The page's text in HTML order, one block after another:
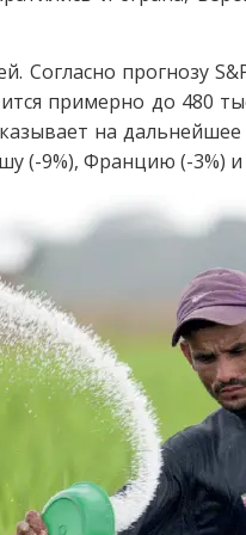
Согласно прогнозу
примерно до 480
на
(-9%), Францию (-3%)